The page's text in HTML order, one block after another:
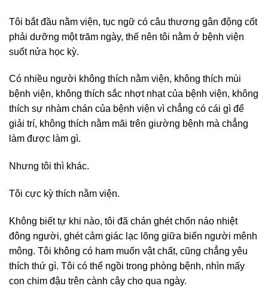
Tôi bắt đầu nằm viện, tục ngữ có câu thương gân động cốt
phải dưỡng một trăm ngày, thế nên tôi nằm ở bệnh viện
suốt nửa học kỳ.
Có nhiều người không thích nằm viện, không thích mùi
bệnh viện, không thích sắc nhợt nhạt của bệnh viện, không
thích sự nhàm chán của bệnh viện vì chẳng có cái gì để
giải trí, không thích nằm mãi trên giường bệnh mà chẳng
làm được làm gì.
Nhưng tôi thì khác.
Tôi cực kỳ thích nằm viện.
Không biết tự khi nào, tôi đã chán ghét chốn náo nhiệt
đông người, ghét cảm giác lạc lõng giữa biển người mênh
mông. Tôi không có ham muốn vật chất, cũng chẳng yêu
thích thứ gì. Tôi có thể ngồi trong phòng bệnh, nhìn mấy
con chim đậu trên cành cây cho qua ngày.